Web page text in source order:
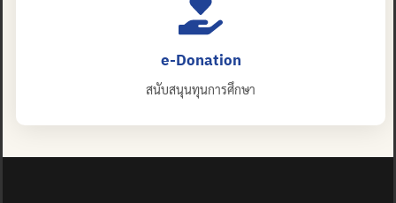
e-Donation
สนับสนุนทุนการศึกษา